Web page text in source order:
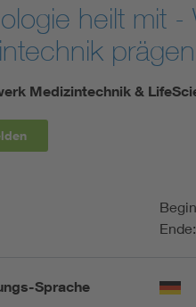
heilt mit
prägen
Medizintechnik &
Ende:
Sprache